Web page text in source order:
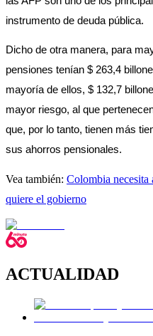
instrumento de deuda pública.
Dicho de otra manera, para
pensiones tenían $ 263,4
mayoría de ellos, $ 132,7
mayor riesgo, al que
que, por lo tanto, tienen más
sus ahorros pensionales.
Vea también: Colombia necesita
quiere el gobierno
ACTUALIDAD